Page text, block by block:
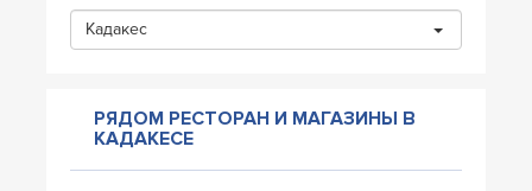
Кадакес
РЯДОМ РЕСТОРАН И МАГАЗИНЫ В
КАДАКЕСЕ